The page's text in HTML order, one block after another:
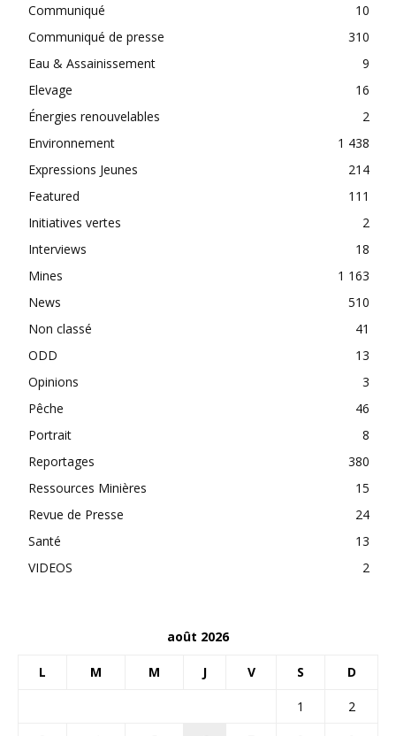
Communiqué
10
Communiqué de presse
310
Eau & Assainissement
9
Elevage
16
Énergies renouvelables
2
Environnement
1 438
Expressions Jeunes
214
Featured
111
Initiatives vertes
2
Interviews
18
Mines
1 163
News
510
Non classé
41
ODD
13
Opinions
3
Pêche
46
Portrait
8
Reportages
380
Ressources Minières
15
Revue de Presse
24
Santé
13
VIDEOS
2
août 2026
L M M J V S D
1
2